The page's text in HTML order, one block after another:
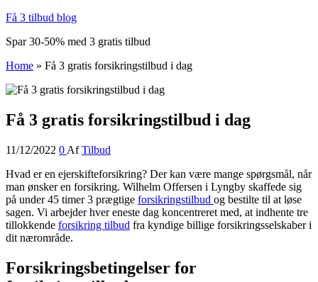
Få 3 tilbud blog
Spar 30-50% med 3 gratis tilbud
Home » Få 3 gratis forsikringstilbud i dag
Få 3 gratis forsikringstilbud i dag
11/12/2022 0 Af Tilbud
Hvad er en ejerskifteforsikring? Der kan være mange spørgsmål, når
man ønsker en forsikring. Wilhelm Offersen i Lyngby skaffede sig
på under 45 timer 3 prægtige forsikringstilbud og bestilte til at løse
sagen. Vi arbejder hver eneste dag koncentreret med, at indhente tre
tillokkende forsikring tilbud fra kyndige billige forsikringsselskaber i
dit nærområde.
Forsikringsbetingelser for